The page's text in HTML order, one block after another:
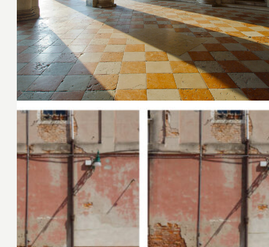
29. Juni 2016